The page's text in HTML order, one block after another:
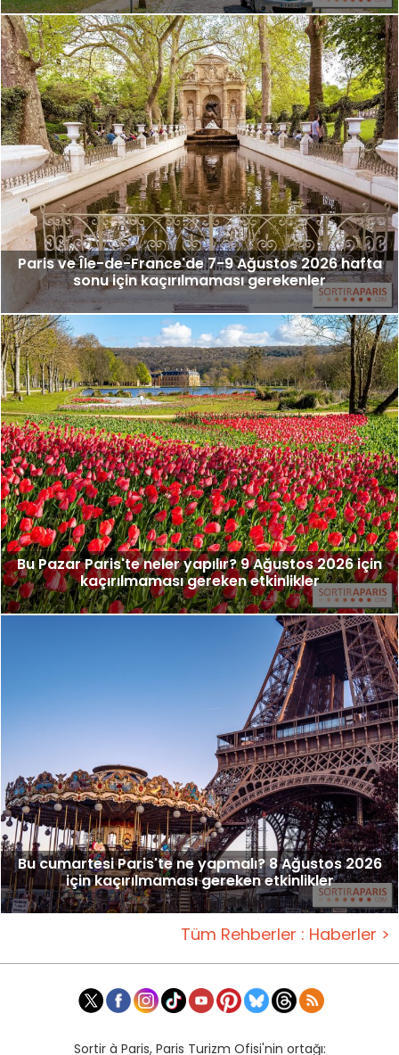
Paris ve Île-de-France'de 7-9 Ağustos 2026 hafta
sonu için kaçırılmaması gerekenler
Bu Pazar Paris'te neler yapılır? 9 Ağustos 2026 için
kaçırılmaması gereken etkinlikler
Bu cumartesi Paris'te ne yapmalı? 8 Ağustos 2026
için kaçırılmaması gereken etkinlikler
Tüm Rehberler : Haberler >
Sortir à Paris, Paris Turizm Ofisi'nin ortağı: